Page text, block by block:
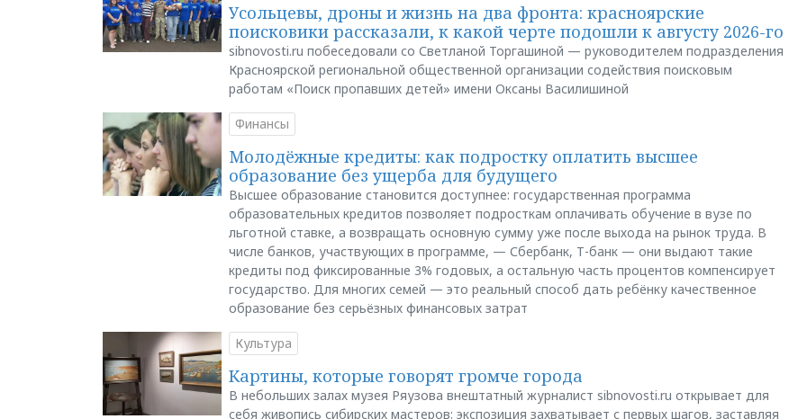
Усольцевы, дроны и жизнь на два фронта: красноярские
поисковики рассказали, к какой черте подошли к августу 2026-го
sibnovosti.ru побеседовали со Светланой Торгашиной — руководителем подразделения
Красноярской региональной общественной организации содействия поисковым
работам «Поиск пропавших детей» имени Оксаны Василишиной
Финансы
Молодёжные кредиты: как подростку оплатить высшее
образование без ущерба для будущего
Высшее образование становится доступнее: государственная программа
образовательных кредитов позволяет подросткам оплачивать обучение в вузе по
льготной ставке, а возвращать основную сумму уже после выхода на рынок труда. В
числе банков, участвующих в программе, — Сбербанк, Т-банк — они выдают такие
кредиты под фиксированные 3% годовых, а остальную часть процентов компенсирует
государство. Для многих семей — это реальный способ дать ребёнку качественное
образование без серьёзных финансовых затрат
Культура
Картины, которые говорят громче города
В небольших залах музея Ряузова внештатный журналист sibnovosti.ru открывает для
себя живопись сибирских мастеров: экспозиция захватывает с первых шагов, заставляя